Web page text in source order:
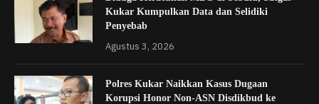
Kukar Kumpulkan Data dan Selidiki
Penyebab
Agustus 3, 2026
Polres Kukar Naikkan Kasus Dugaan
Korupsi Honor Non-ASN Disdikbud ke